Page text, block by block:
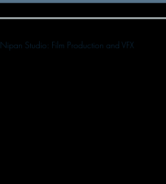
Nipan Studio: Film Production and VFX